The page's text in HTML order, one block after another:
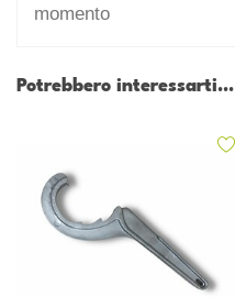
momento
Potrebbero interessarti...